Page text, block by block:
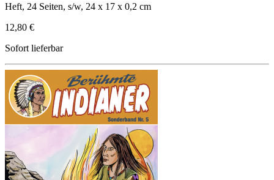
Heft, 24 Seiten, s/w, 24 x 17 x 0,2 cm
12,80 €
Sofort lieferbar